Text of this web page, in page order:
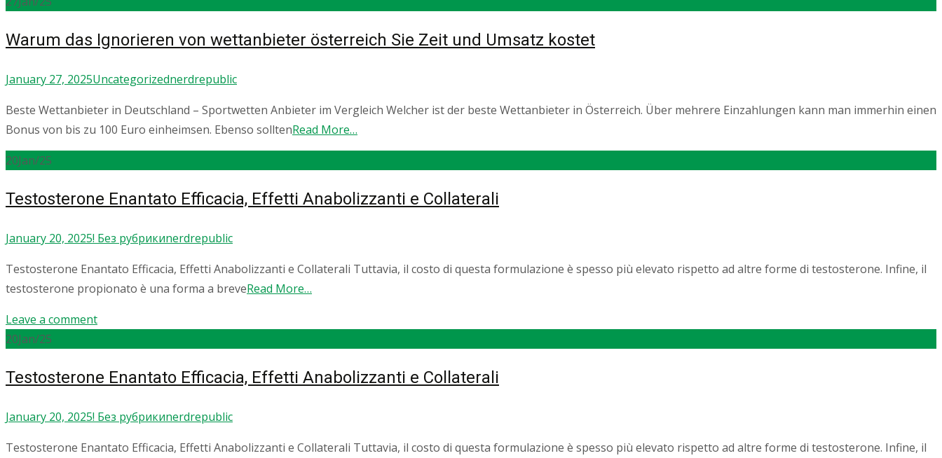
Warum das Ignorieren von wettanbieter österreich Sie Zeit und Umsatz kostet
January 27, 2025Uncategorizednerdrepublic
Beste Wettanbieter in Deutschland – Sportwetten Anbieter im Vergleich Welcher ist der beste Wettanbieter in Österreich. Über mehrere Einzahlungen kann man immerhin einen
Bonus von bis zu 100 Euro einheimsen. Ebenso solltenRead More…
20Jan/25
Testosterone Enantato Efficacia, Effetti Anabolizzanti e Collaterali
January 20, 2025! Без рубрикиnerdrepublic
Testosterone Enantato Efficacia, Effetti Anabolizzanti e Collaterali Tuttavia, il costo di questa formulazione è spesso più elevato rispetto ad altre forme di testosterone. Infine, il
testosterone propionato è una forma a breveRead More…
Leave a comment
20Jan/25
Testosterone Enantato Efficacia, Effetti Anabolizzanti e Collaterali
January 20, 2025! Без рубрикиnerdrepublic
Testosterone Enantato Efficacia, Effetti Anabolizzanti e Collaterali Tuttavia, il costo di questa formulazione è spesso più elevato rispetto ad altre forme di testosterone. Infine, il